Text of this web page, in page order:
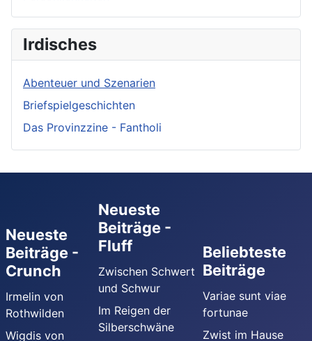
Irdisches
Abenteuer und Szenarien
Briefspielgeschichten
Das Provinzzine - Fantholi
Neueste
Beiträge -
Crunch
Irmelin von
Rothwilden
Wigdis von
Neueste
Beiträge -
Fluff
Zwischen Schwert
und Schwur
Im Reigen der
Silberschwäne
Beliebteste
Beiträge
Variae sunt viae
fortunae
Zwist im Hause